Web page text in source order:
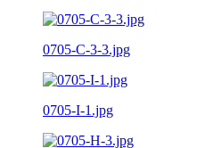
0705-C-3-3.jpg
0705-I-1.jpg